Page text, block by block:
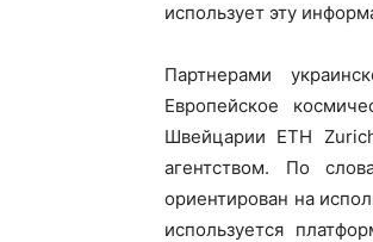
использует эту
Партнерами
Европейское
Швейцарии ETH
агентством. По
ориентирован на
используется